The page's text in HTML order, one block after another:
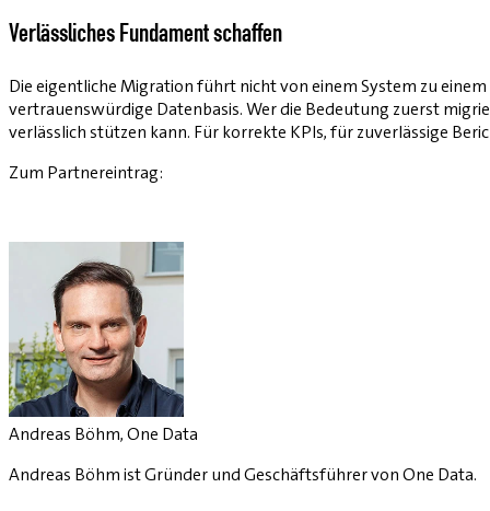
Verlässliches Fundament schaffen
Die eigentliche Migration führt nicht von einem System zu
vertrauenswürdige Datenbasis. Wer die Bedeutung zuerst
verlässlich stützen kann. Für korrekte KPIs, für zuverlässige
Zum Partnereintrag:
Andreas Böhm, One Data
Andreas Böhm ist Gründer und Geschäftsführer von One Data.